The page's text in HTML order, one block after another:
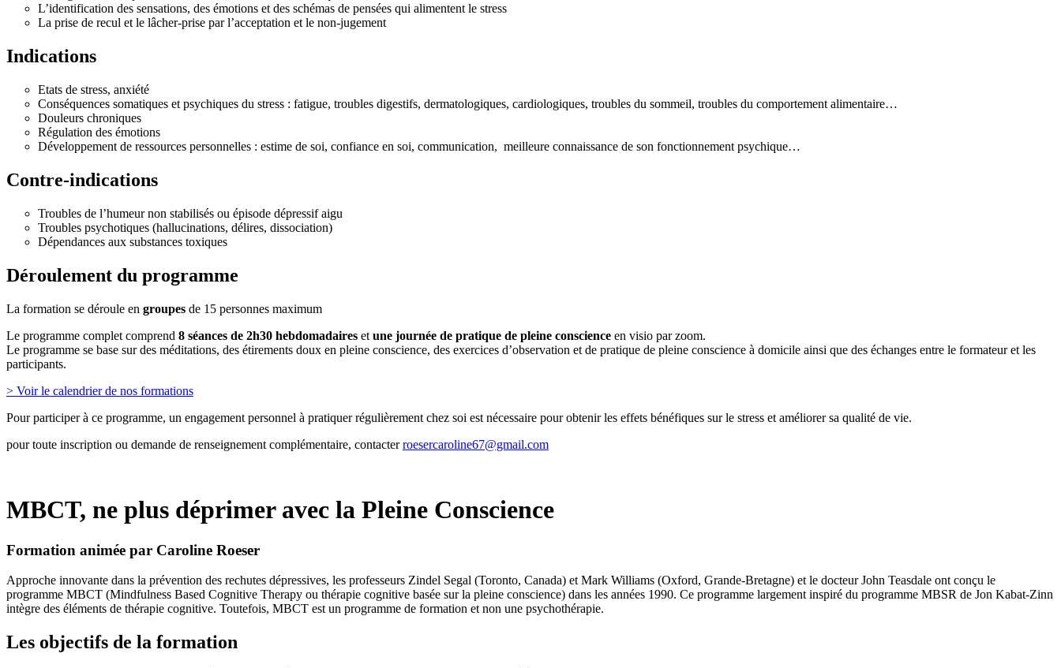
L’identification des sensations, des émotions et des schémas de pensées qui alimentent le stress
La prise de recul et le lâcher-prise par l’acceptation et le non-jugement
Indications
Etats de stress, anxiété
Conséquences somatiques et psychiques du stress : fatigue, troubles digestifs, dermatologiques, cardiologiques, troubles du sommeil, troubles du comportement alimentaire…
Douleurs chroniques
Régulation des émotions
Développement de ressources personnelles : estime de soi, confiance en soi, communication, meilleure connaissance de son fonctionnement psychique…
Contre-indications
Troubles de l’humeur non stabilisés ou épisode dépressif aigu
Troubles psychotiques (hallucinations, délires, dissociation)
Dépendances aux substances toxiques
Déroulement du programme
La formation se déroule en groupes de 15 personnes maximum
Le programme complet comprend 8 séances de 2h30 hebdomadaires et une journée de pratique de pleine conscience en visio par zoom.
Le programme se base sur des méditations, des étirements doux en pleine conscience, des exercices d’observation et de pratique de pleine conscience à domicile ainsi que des échanges entre le formateur et les
participants.
> Voir le calendrier de nos formations
Pour participer à ce programme, un engagement personnel à pratiquer régulièrement chez soi est nécessaire pour obtenir les effets bénéfiques sur le stress et améliorer sa qualité de vie.
pour toute inscription ou demande de renseignement complémentaire, contacterroesercaroline67@gmail.com
MBCT, ne plus déprimer avec la Pleine Conscience
Formation animée par Caroline Roeser
Approche innovante dans la prévention des rechutes dépressives, les professeurs Zindel Segal (Toronto, Canada) et Mark Williams (Oxford, Grande-Bretagne) et le docteur John Teasdale ont conçu le
programme MBCT (Mindfulness Based Cognitive Therapy ou thérapie cognitive basée sur la pleine conscience) dans les années 1990. Ce programme largement inspiré du programme MBSR de Jon Kabat-Zinn
intègre des éléments de thérapie cognitive. Toutefois, MBCT est un programme de formation et non une psychothérapie.
Les objectifs de la formation